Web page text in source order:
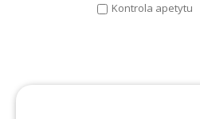
Kontrola apetytu